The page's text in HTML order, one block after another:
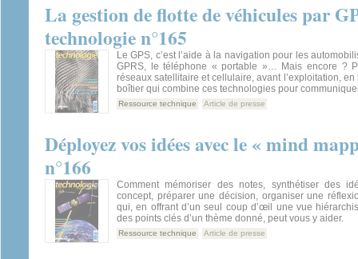
La gestion de flotte de véhicules par
technologie n°165
Le GPS, c’est l’aide à la navigation pour les
GPRS, le téléphone « portable »… Mais encore ?
réseaux satellitaire et cellulaire, avant l’exploitation, en
boîtier qui combine ces technologies pour
Ressource technique Article de presse
Déployez vos idées avec le « mind
n°166
Comment mémoriser des notes, synthétiser des
concept, préparer une décision, organiser une
qui, en offrant d’un seul coup d’œil une vue
des points clés d’un thème donné, peut vous y aider.
Ressource technique Article de presse